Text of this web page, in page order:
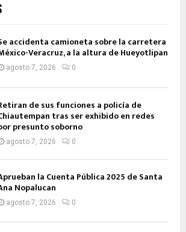
accidenta camioneta sobre la carretera
Veracruz, a la altura de Hueyotlipan
agosto 7, 2026 0
de sus funciones a policía de
tras ser exhibido en redes
presunto soborno
agosto 7, 2026 0
la Cuenta Pública 2025 de Santa
Nopalucan
agosto 7, 2026 0